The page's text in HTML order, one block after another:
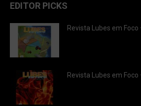
EDITOR PICKS
Revista Lubes em Foco
Revista Lubes em Foco